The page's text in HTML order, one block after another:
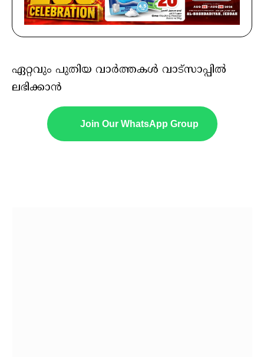
ഏറ്റവും പുതിയ വാർത്തകൾ വാട്സാപ്പിൽ
ലഭിക്കാൻ
Join Our WhatsApp Group